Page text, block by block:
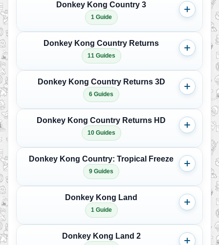
Donkey Kong Country 3
1 Guide
Donkey Kong Country Returns
11 Guides
Donkey Kong Country Returns 3D
6 Guides
Donkey Kong Country Returns HD
10 Guides
Donkey Kong Country: Tropical Freeze
9 Guides
Donkey Kong Land
1 Guide
Donkey Kong Land 2